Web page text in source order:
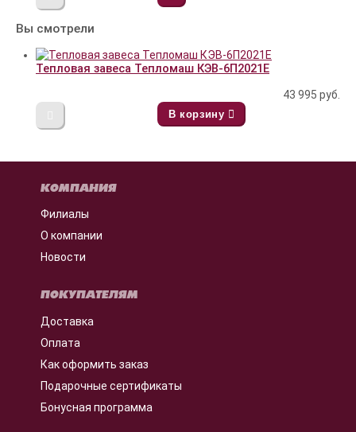
Вы смотрели
Тепловая завеса Тепломаш КЭВ-6П2021E
43 995 руб.
В корзину
КОМПАНИЯ
Филиалы
О компании
Новости
ПОКУПАТЕЛЯМ
Доставка
Оплата
Как оформить заказ
Подарочные сертификаты
Бонусная программа